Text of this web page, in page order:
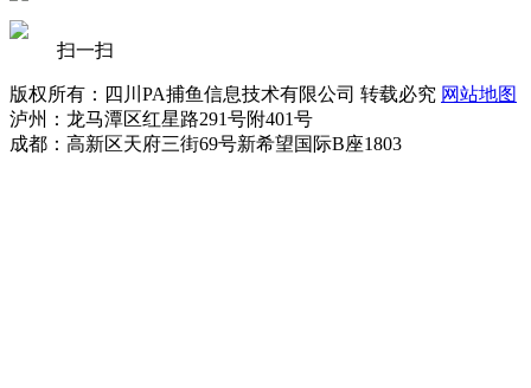
扫一扫
版权所有：四川PA捕鱼信息技术有限公司 转载必究 网站地图
泸州：龙马潭区红星路291号附401号
成都：高新区天府三街69号新希望国际B座1803